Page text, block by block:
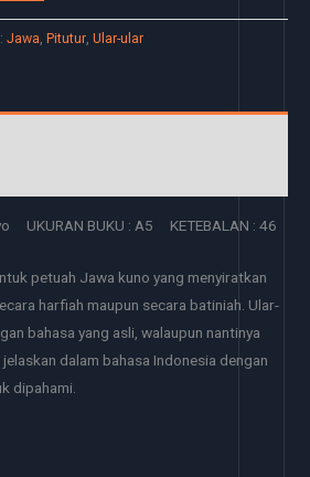
Jawa, Pitutur, Ular-ular
UKURAN BUKU : A5 KETEBALAN : 46
petuah Jawa kuno yang menyiratkan
harfiah maupun secara batiniah. Ular-
bahasa yang asli, walaupun nantinya
dalam bahasa Indonesia dengan
dipahami.